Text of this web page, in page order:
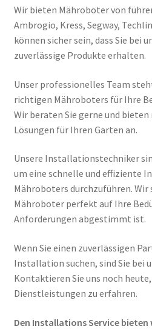
Ambrogio Ersatzteillisten
Mein Konto
Wir bieten Mähroboter von
Ambrogio, Kress, Segway,
können sicher sein, dass Sie bei
zuverlässige Produkte erhalten.
Unser professionelles Team
richtigen Mähroboters für Ihre
Wir beraten Sie gerne und
Lösungen für Ihren Garten an.
Unsere Installationstechniker
um eine schnelle und effiziente
Mähroboters durchzuführen. Wir
Mähroboter perfekt auf Ihre
Anforderungen abgestimmt ist.
Wenn Sie einen zuverlässigen
Installation suchen, sind Sie bei
Kontaktieren Sie uns noch
Dienstleistungen zu erfahren.
Den Installations Service